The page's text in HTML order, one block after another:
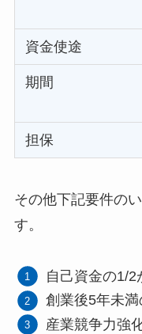
資金使途
期間
担保
その他下記要件の
す。
自己資金の1/2
創業後5年未満
産業競争力強